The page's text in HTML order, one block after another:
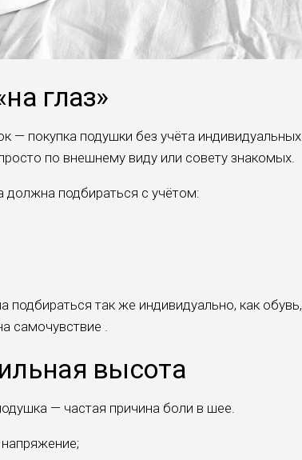
глаз»
— покупка подушки без учёта индивидуальных
по внешнему виду или совету знакомых.
подбираться с учётом:
так же индивидуально, как обувь,
самочувствие .
высота
— частая причина боли в шее.